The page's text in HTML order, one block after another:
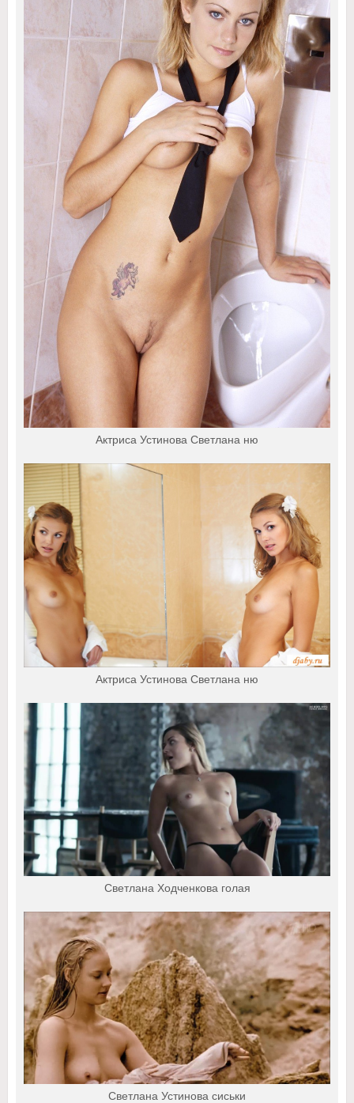
Актриса Устинова Светлана ню
Актриса Устинова Светлана ню
Светлана Ходченкова голая
Светлана Устинова сиськи